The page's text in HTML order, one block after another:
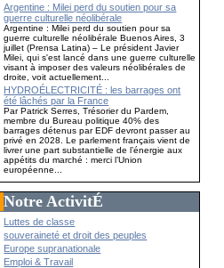
Argentine : Milei perd du soutien pour sa
guerre culturelle néolibérale
Argentine : Milei perd du soutien pour sa
guerre culturelle néolibérale Buenos Aires, 3
juillet (Prensa Latina) – Le président Javier
Milei, qui s'est lancé dans une guerre culturelle
visant à imposer des valeurs néolibérales de
droite, voit actuellement...
HYDROÉLECTRICITÉ : les barrages ont
été lâchés par la France
Par Patrick Serres, Trésorier du Pardem,
membre du Bureau politique 40% des
barrages détenus par EDF devront passer au
privé en 2028. Le parlement français vient de
livrer une part substantielle de l’énergie aux
appétits du marché : merci l’Union
européenne...
Notre ActivitÉ
Luttes de classe
souveraineté et droit des peuples
Europe supranationale
Emploi & Travail